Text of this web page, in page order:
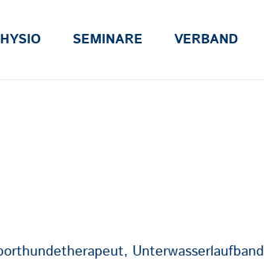
SEMINARE VERBAND
Unterwasserlaufband